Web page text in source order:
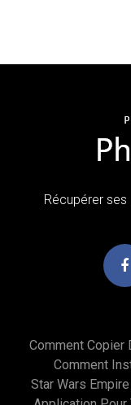
Récupérer
Comment Copier
Comment
Star Wars